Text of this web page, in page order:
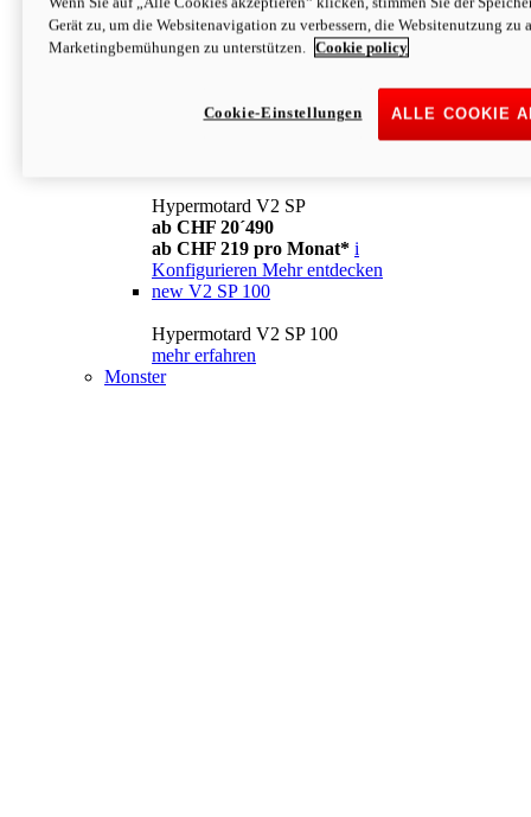
Konfigurieren Mehr entdecken
newV2
ab CHF 169 pro Monat* i
Mehr entdecken
Hypermotard V2 SP
ab CHF 20´490
ab CHF 219 pro Monat* i
Konfigurieren Mehr entdecken
new V2 SP 100
Hypermotard V2 SP 100
mehr erfahren
Monster
Gerät zu, um die Websitenavigation zu verbessern, die Websitenutzung zu
Marketingbemühungen zu unterstützen.
Cookie policy
ALLE COOKIE
Cookie-Einstellungen